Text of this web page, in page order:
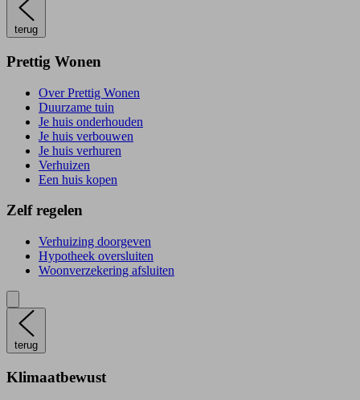
terug
Prettig Wonen
Over Prettig Wonen
Duurzame tuin
Je huis onderhouden
Je huis verbouwen
Je huis verhuren
Verhuizen
Een huis kopen
Zelf regelen
Verhuizing doorgeven
Hypotheek oversluiten
Woonverzekering afsluiten
terug
Klimaatbewust